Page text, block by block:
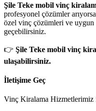
Şile Teke mobil vinç
profesyonel çözümler
özel vinç çözümleri ve
geçebilirsiniz.
👉 Şile Teke mobil vinç
ulaşabilirsiniz.
İletişime Geç
Vinç Kiralama Hizmetlerimiz